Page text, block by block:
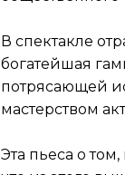
В спектакле
богатейшая
потрясающей
мастерством
Эта пьеса о